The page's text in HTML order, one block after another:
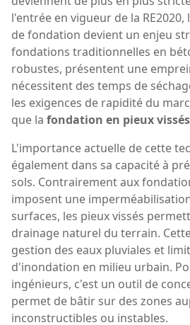
l'entrée en vigueur de la
de fondation devient un enjeu
fondations traditionnelles en
robustes, présentent une
nécessitent des temps de
les exigences de rapidité du
que la fondation en pieux vissés
L'importance actuelle de cette
également dans sa capacité à
sols. Contrairement aux
imposent une
surfaces, les pieux vissés
drainage naturel du terrain.
gestion des eaux pluviales et
d'inondation en milieu urbain.
ingénieurs, c'est un outil de
permet de bâtir sur des zones
inconstructibles ou instables.